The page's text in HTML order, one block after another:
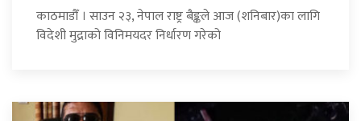
काठमाडौँ । साउन २३, नेपाल राष्ट्र बैङ्कले आज (शनिबार)का लागि
विदेशी मुद्राको विनिमयदर निर्धारण गरेको